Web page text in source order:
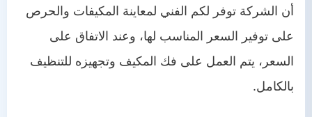
أن الشركة توفر لكم الفني لمعاينة المكيفات والحرص
على توفير السعر المناسب لها، وعند الاتفاق على
السعر، يتم العمل على فك المكيف وتجهيزه للتنظيف
بالكامل.